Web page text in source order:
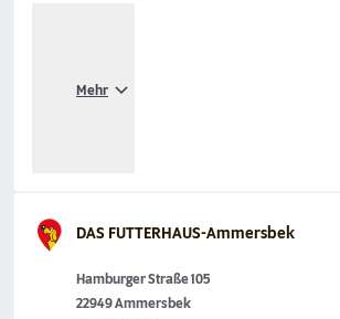
Mehr
DAS FUTTERHAUS-Ammersbek
Hamburger Straße 105
22949 Ammersbek